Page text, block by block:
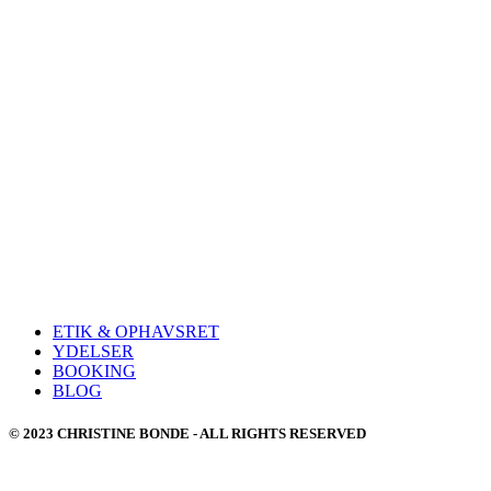
ETIK & OPHAVSRET
YDELSER
BOOKING
BLOG
© 2023 CHRISTINE BONDE - ALL RIGHTS RESERVED